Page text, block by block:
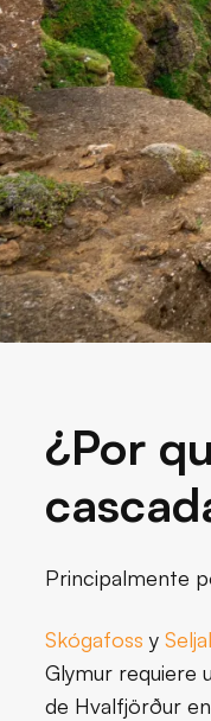
¿Por
Principalmente
Skógafoss y
Glymur requiere
de Hvalfjörður